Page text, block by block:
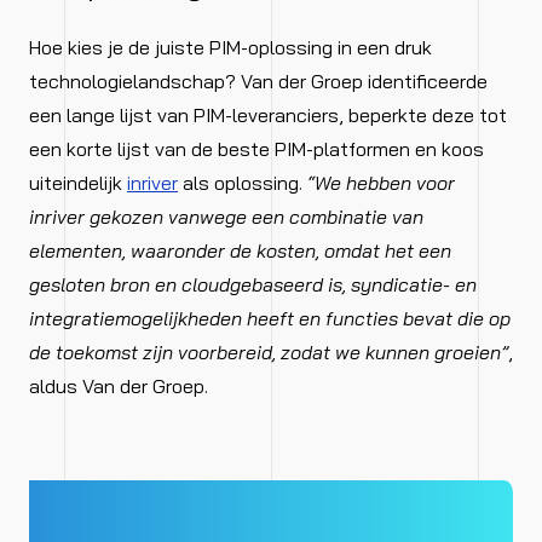
Hoe kies je de juiste PIM-oplossing in een druk
technologielandschap? Van der Groep identificeerde
een lange lijst van PIM-leveranciers, beperkte deze tot
een korte lijst van de beste PIM-platformen en koos
uiteindelijk inriver als oplossing. “We hebben voor
inriver gekozen vanwege een combinatie van
elementen, waaronder de kosten, omdat het een
gesloten bron en cloudgebaseerd is, syndicatie- en
integratiemogelijkheden heeft en functies bevat die op
de toekomst zijn voorbereid, zodat we kunnen groeien”,
aldus Van der Groep.